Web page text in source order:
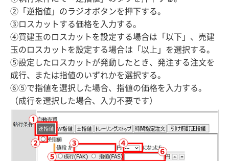
②「逆指値」のラジオボタンを押下する。
③ロスカットする価格を入力する。
④買建玉のロスカットを設定する場合は「以下」、売建
玉のロスカットを設定する場合は「以上」を選択する。
⑤設定したロスカットが発動したとき、発注する注文を
成行、または指値のいずれかを選択する。
⑥⑤で指値を選択した場合、指値の価格を入力する。
（成行を選択した場合、入力不要です）